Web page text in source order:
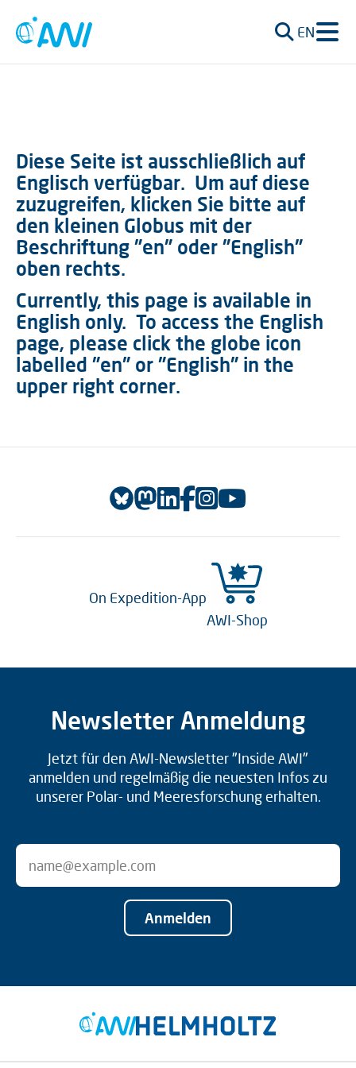
EN
Diese Seite ist ausschließlich auf
Englisch verfügbar. Um auf diese
zuzugreifen, klicken Sie bitte auf
den kleinen Globus mit der
Beschriftung "en" oder "English"
oben rechts.
Currently, this page is available in
English only. To access the English
page, please click the globe icon
labelled "en" or "English" in the
upper right corner.
On Expedition-App
AWI-Shop
Newsletter Anmeldung
Jetzt für den AWI-Newsletter "Inside AWI"
anmelden und regelmäßig die neuesten Infos zu
unserer Polar- und Meeresforschung erhalten.
Anmelden